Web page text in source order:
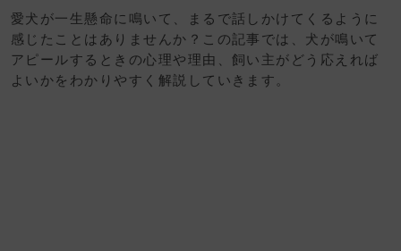
愛犬が一生懸命に鳴いて、まるで話しかけてくるように
感じたことはありませんか？この記事では、犬が鳴いて
アピールするときの心理や理由、飼い主がどう応えれば
よいかをわかりやすく解説していきます。